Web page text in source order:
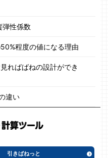
性係数
程度の値になる理由
ればばねの設計ができ
違い
引きばねっと